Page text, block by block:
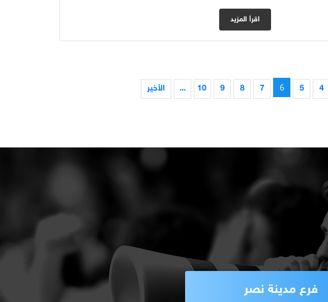
اقرأ المزيد
4
5
6
7
8
9
10
... الأخير
فرع مدينة نصر